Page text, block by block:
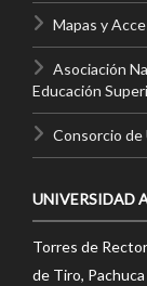
Mapas y
Asociación
Educación
Consorcio de
UNIVERSIDAD
Torres de
de Tiro,